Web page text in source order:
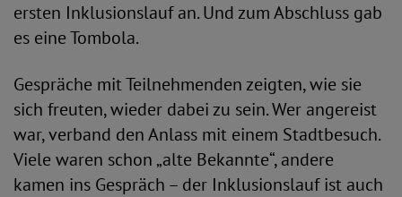
ersten Inklusionslauf an. Und zum Abschluss gab
es eine Tombola.
Gespräche mit Teilnehmenden zeigten, wie sie
sich freuten, wieder dabei zu sein. Wer angereist
war, verband den Anlass mit einem Stadtbesuch.
Viele waren schon „alte Bekannte“, andere
kamen ins Gespräch – der Inklusionslauf ist auch